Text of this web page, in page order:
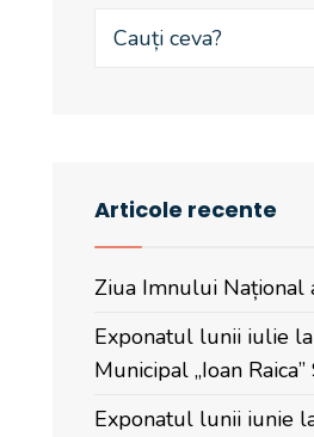
Articole recente
Ziua Imnului Național
Exponatul lunii iulie
Municipal „Ioan Raica”
Exponatul lunii iunie